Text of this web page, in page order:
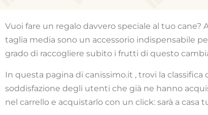
Vuoi fare un regalo davvero speciale al tuo
taglia media sono un accessorio indispensabile
grado di raccogliere subito i frutti di questo
In questa pagina di canissimo.it , trovi la
soddisfazione degli utenti che già ne hanno
nel carrello e acquistarlo con un click: sarà a casa